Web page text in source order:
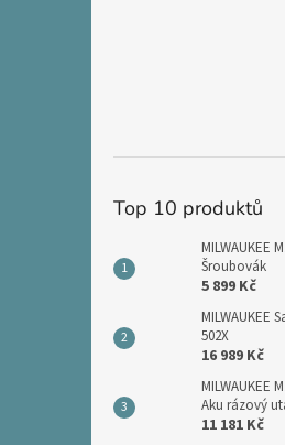
Top 10 produktů
MILWAUKEE
Šroubovák
5 899 Kč
MILWAUKEE
502X
16 989 Kč
MILWAUKEE
Aku rázový
11 181 Kč